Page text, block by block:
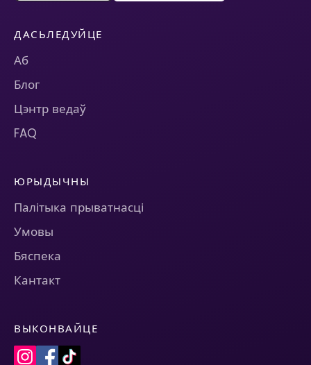
ДАСЬЛЕДУЙЦЕ
Аб
Блог
Цэнтр ведаў
FAQ
ЮРЫДЫЧНЫ
Палітыка прыватнасці
Умовы
Бяспека
Кантакт
ВЫКОНВАЙЦЕ